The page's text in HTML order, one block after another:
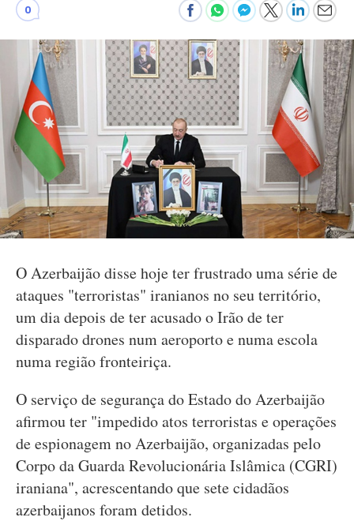
0
O Azerbaijão disse hoje ter frustrado uma série de
ataques "terroristas" iranianos no seu território,
um dia depois de ter acusado o Irão de ter
disparado drones num aeroporto e numa escola
numa região fronteiriça.
O serviço de segurança do Estado do Azerbaijão
afirmou ter "impedido atos terroristas e operações
de espionagem no Azerbaijão, organizadas pelo
Corpo da Guarda Revolucionária Islâmica (CGRI)
iraniana", acrescentando que sete cidadãos
azerbaijanos foram detidos.